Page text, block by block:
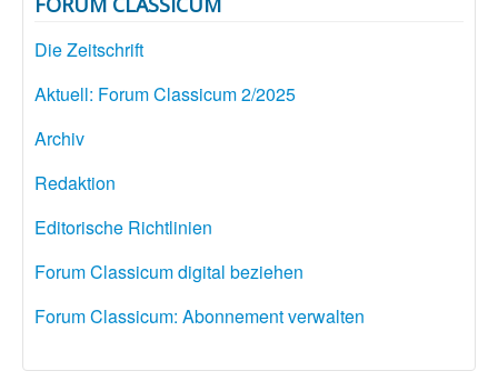
Die Zeitschrift
Aktuell: Forum Classicum 2/2025
Archiv
Redaktion
Editorische Richtlinien
Forum Classicum digital beziehen
Forum Classicum: Abonnement verwalten